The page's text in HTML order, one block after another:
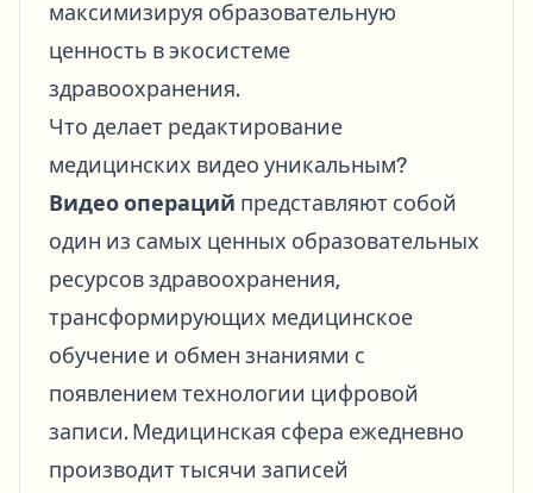
максимизируя образовательную
ценность в экосистеме
здравоохранения.
Что делает редактирование
медицинских видео уникальным?
Видео операций представляют собой
один из самых ценных образовательных
ресурсов здравоохранения,
трансформирующих медицинское
обучение и обмен знаниями с
появлением технологии цифровой
записи. Медицинская сфера ежедневно
производит тысячи записей